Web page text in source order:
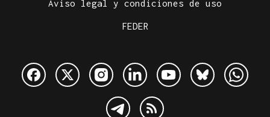
Aviso legal y condiciones de uso
FEDER